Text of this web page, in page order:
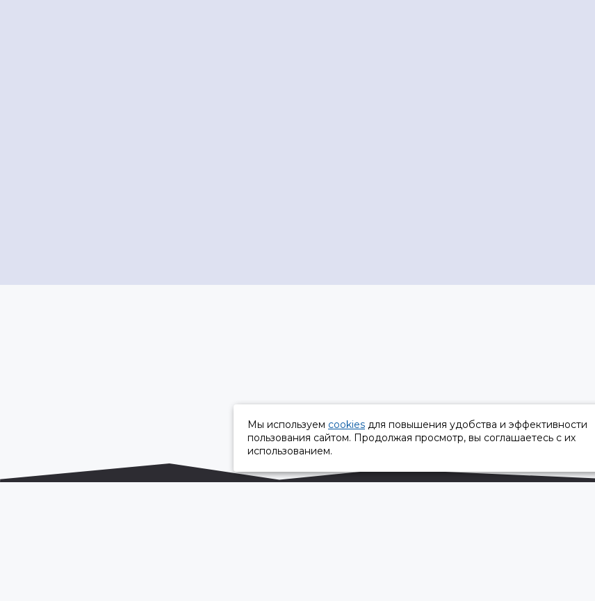
Мы используем cookies для повышения удобства и эффективности
пользования сайтом. Продолжая просмотр, вы соглашаетесь с их
использованием.